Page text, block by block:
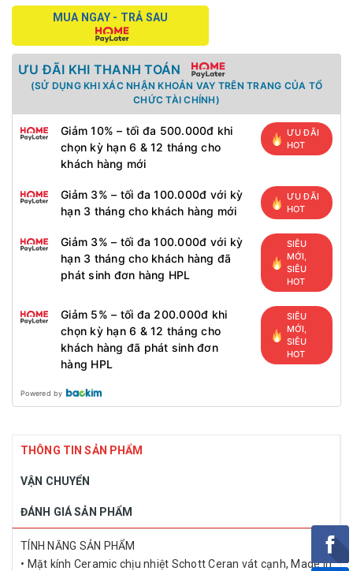
MUA NGAY - TRẢ SAU
ƯU ĐÃI KHI THANH TOÁN
(SỬ DỤNG KHI XÁC NHẬN KHOẢN VAY TRÊN TRANG CỦA TỔ
CHỨC TÀI CHÍNH)
Giảm 10% – tối đa 500.000đ khi
chọn kỳ hạn 6 & 12 tháng cho
khách hàng mới
ƯU ĐÃI
HOT
Giảm 3% – tối đa 100.000đ với kỳ
hạn 3 tháng cho khách hàng mới
ƯU ĐÃI
HOT
Giảm 3% – tối đa 100.000đ với kỳ
hạn 3 tháng cho khách hàng đã
phát sinh đơn hàng HPL
SIÊU
MỚI,
SIÊU
HOT
Giảm 5% – tối đa 200.000đ khi
chọn kỳ hạn 6 & 12 tháng cho
khách hàng đã phát sinh đơn
hàng HPL
SIÊU
MỚI,
SIÊU
HOT
Powered by
THÔNG TIN SẢN PHẨM
VẬN CHUYỂN
ĐÁNH GIÁ SẢN PHẨM
TÍNH NĂNG SẢN PHẨM
• Mặt kính Ceramic chịu nhiệt Schott Ceran vát cạnh, Made in